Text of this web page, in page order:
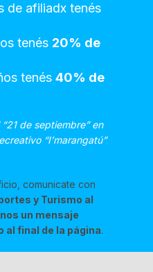
de afiliadx tenés
tenés 20% de
tenés 40% de
de septiembre” en
“I’marangatú”
comunicate con
y Turismo al
un mensaje
al final de la página.